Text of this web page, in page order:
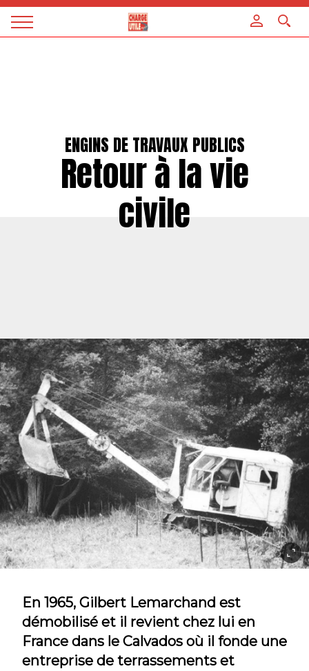
Magazine
ENGINS DE TRAVAUX PUBLICS
Retour à la vie
civile
En 1965, Gilbert Lemarchand est
démobilisé et il revient chez lui en
France dans le Calvados où il fonde une
entreprise de terrassements et
Panneau de gestion des cookies